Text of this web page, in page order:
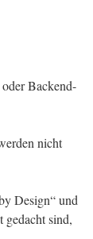
Backend-
nicht
Design“ und
gedacht sind,